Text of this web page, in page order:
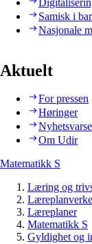
Samisk i
Nasjonale
Aktuelt
For pressen
Høringer
Om Udir
Matematikk S
Læring og
Læreplaner
Matematikk S
Gyldighet og